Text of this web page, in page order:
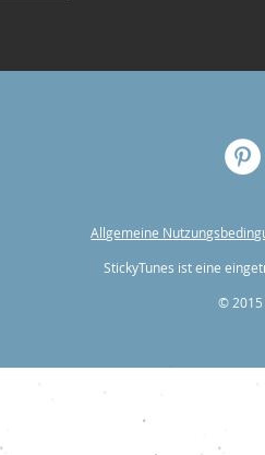
Allgemeine
StickyTunes ist eine
©